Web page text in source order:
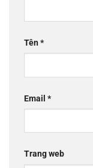
Tên*
Email *
Trang web